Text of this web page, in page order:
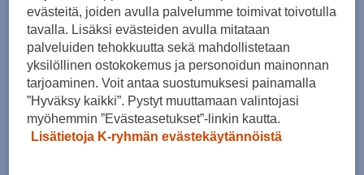
Yksilötilaus Joukkuetilaus
Koot
evästeitä, joiden avulla palvelumme toimivat toivotulla
tavalla. Lisäksi evästeiden avulla mitataan
palveluiden tehokkuutta sekä mahdollistetaan
yksilöllinen ostokokemus ja personoidun mainonnan
tarjoaminen. Voit antaa suostumuksesi painamalla
”Hyväksy kaikki”. Pystyt muuttamaan valintojasi
myöhemmin ”Evästeasetukset”-linkin kautta.
Lisätietoja K-ryhmän evästekäytännöistä